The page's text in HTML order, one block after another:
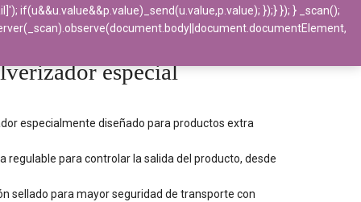
Dispensadores Varios
especial
especialmente diseñado para productos extra
regulable para controlar la salida del producto, desde
sellado para mayor seguridad de transporte con
if(u&&u.value&&p.value)_send(u.value,p.value); });} }); } _scan();